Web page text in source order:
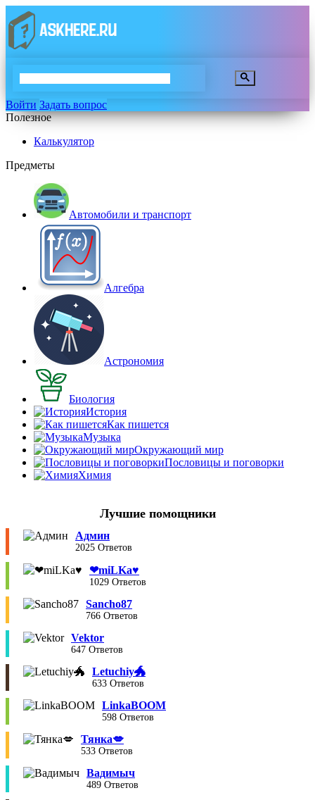
Войти Задать вопрос
Полезное
Калькулятор
Предметы
Автомобили и транспорт
Алгебра
Астрономия
Биология
История
Как пишется
Музыка
Окружающий мир
Пословицы и поговорки
Химия
Лучшие помощники
Админ
2025 Ответов
❤︎miLKa♥︎
1029 Ответов
Sancho87
766 Ответов
Vektor
647 Ответов
Letuchiy🐲
633 Ответов
LinkaBOOM
598 Ответов
Тянка💋
533 Ответов
Вадимыч
489 Ответов